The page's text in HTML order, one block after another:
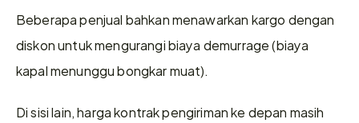
Beberapa penjual bahkan menawarkan kargo dengan
diskon untuk mengurangi biaya demurrage (biaya
kapal menunggu bongkar muat).
Di sisi lain, harga kontrak pengiriman ke depan masih